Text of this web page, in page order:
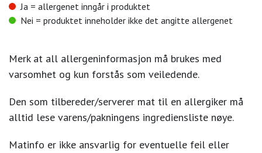
Ja = allergenet inngår i produktet
Nei = produktet inneholder ikke det angitte allergenet
Merk at all allergeninformasjon må brukes med
varsomhet og kun forstås som veiledende.
Den som tilbereder/serverer mat til en allergiker må
alltid lese varens/pakningens ingrediensliste nøye.
Matinfo er ikke ansvarlig for eventuelle feil eller